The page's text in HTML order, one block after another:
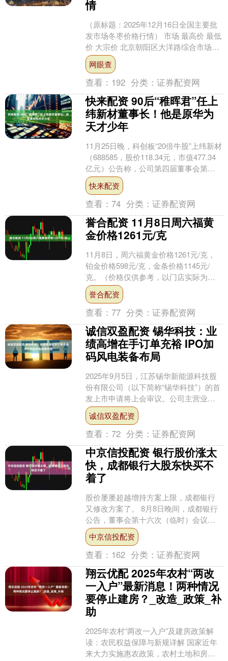
情
（原标题：2025年12月16日全国主要批
发市场冬枣价格行情） 市场 最高价 最低
价 大宗价 北京朝阳区大洋路综合市场
10.00 6.00 8.00 天津碧城....
网眼查
查看： 192 分类：证券配资网
快来配资 90后“稚晖君”任上
纬新材董事长！他是原华为
天才少年
11月25日晚，科创板“20倍牛股”上纬新材
（688585，股价118.34元，市值477.34
亿元）公告称，公司第四届董事会第一
次会议于当日召开，选举彭志辉（....
快来配资
查看：74 分类：证券配资网
誉合配资 11月8日周六福黄
金价格1261元/克
11月8日，周六福黄金价格1261元/克，
铂金价格598元/克，金条价格1145元/
克。（价格仅供参考，以门店实际为
准）同日上海黄金交易所现货黄金
AU9999最....
誉合配资
查看：77 分类：证券配资网
诚信双盈配资 锡华科技：业
绩高增在手订单充裕 IPO加
码风电装备布局
2025年9月5日，江苏锡华新能源科技股
份有限公司（以下简称“锡华科技”）的首
发上市申请将上会审议。公司主营业务
聚焦大型高端装备专用部件的研发、制
造与销售，产品....
诚信双盈配资
查看：72 分类：证券配资网
中京信投配资 银行股价涨太
快，成都银行大股东快买不
着了
股价屡屡超越增持方案上限，成都银行
又修改方案了。 8月8日晚间，成都银行
公告，董事会第十六次（临时）会议审
议通过了《关于实际控制人及增持主体
拟变更增持计划有关事....
中京信投配资
查看： 162 分类：证券配资网
翔云优配 2025年农村“两改
一入户”最新消息！两种情况
要停止建房？_改造_政策_补
助
2025年农村“两改一入户”及建房政策解
读：农民权益保障与新规详解 国家近年
来大力实施惠农政策，农村土地和房屋